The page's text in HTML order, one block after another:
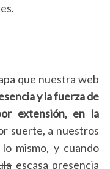
que nuestra web
y la fuerza de
extensión, en la
suerte, a nuestros
mismo, y cuando
escasa presencia